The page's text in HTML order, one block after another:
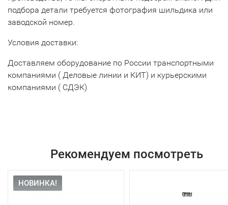
подбора детали требуется фотография шильдика или
заводской номер.
Условия доставки:
Доставляем оборудование по России транспортными
компаниями ( Деловые линии и КИТ) и курьерскими
компаниями ( СДЭК)
Рекомендуем посмотреть
НОВИНКА!